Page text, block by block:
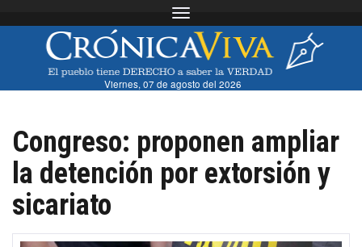
Toggle navigation
Viernes, 07 de agosto del 2026
Congreso: proponen ampliar
la detención por extorsión y
sicariato